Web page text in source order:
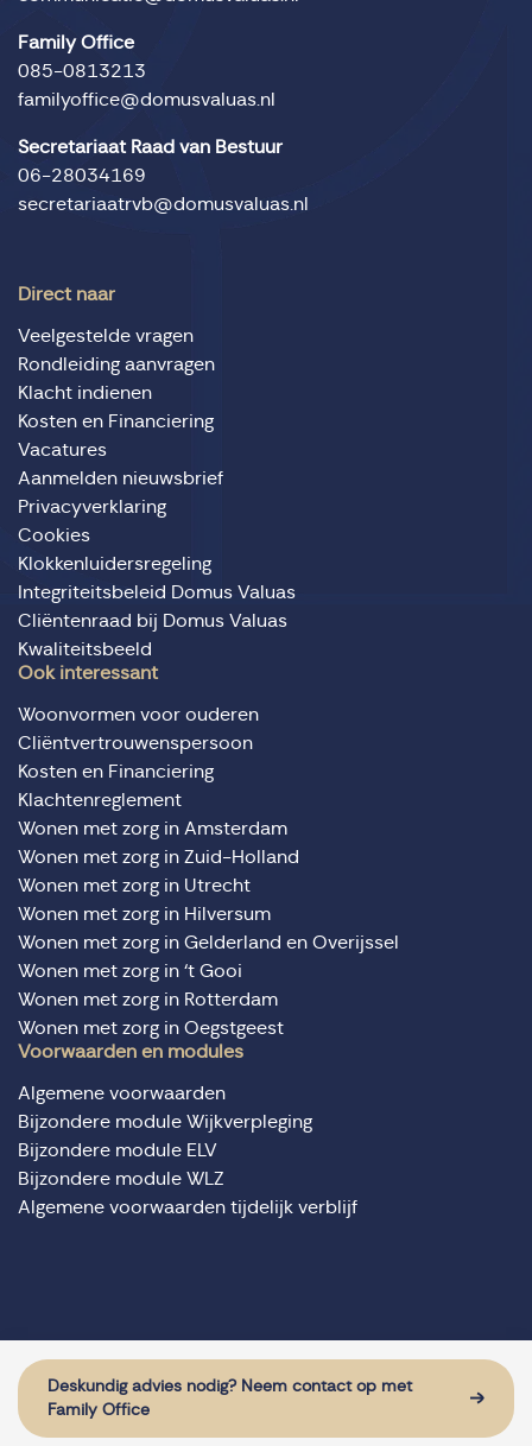
Deskundig advies nodig? Neem contact op met
Family Office
Family Office
085-0813213
familyoffice@domusvaluas.nl
Secretariaat Raad van Bestuur
06-28034169
secretariaatrvb@domusvaluas.nl
Direct naar
Veelgestelde vragen
Rondleiding aanvragen
Klacht indienen
Kosten en Financiering
Vacatures
Aanmelden nieuwsbrief
Privacyverklaring
Cookies
Klokkenluidersregeling
Integriteitsbeleid Domus Valuas
Cliëntenraad bij Domus Valuas
Kwaliteitsbeeld
Ook interessant
Woonvormen voor ouderen
Cliëntvertrouwenspersoon
Kosten en Financiering
Klachtenreglement
Wonen met zorg in Amsterdam
Wonen met zorg in Zuid-Holland
Wonen met zorg in Utrecht
Wonen met zorg in Hilversum
Wonen met zorg in Gelderland en Overijssel
Wonen met zorg in ‘t Gooi
Wonen met zorg in Rotterdam
Wonen met zorg in Oegstgeest
Voorwaarden en modules
Algemene voorwaarden
Bijzondere module Wijkverpleging
Bijzondere module ELV
Bijzondere module WLZ
Algemene voorwaarden tijdelijk verblijf
Website door: Sturdy Digital